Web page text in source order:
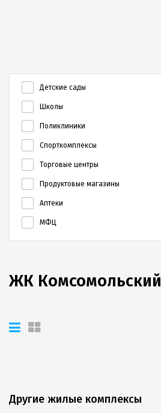
Детские сады
Школы
Поликлиники
Спорткомплексы
Торговые центры
Продуктовые магазины
Аптеки
МФЦ
ЖК Комсомольский
Другие жилые комплексы